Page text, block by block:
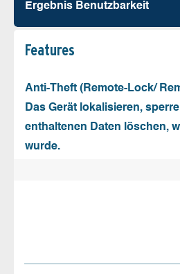
Ergebnis Benutz­barkeit
Features
Anti-Theft (Remote-Lock/
Das Gerät lokalisieren,
enthaltenen Daten löschen,
wurde.